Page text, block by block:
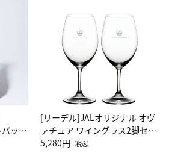
ッグ
）ス
[リーデル]JALオリジナル オヴ
ァチュア ワイングラス2脚セッ
ト（レッドワイン）
5,280円 （税込）